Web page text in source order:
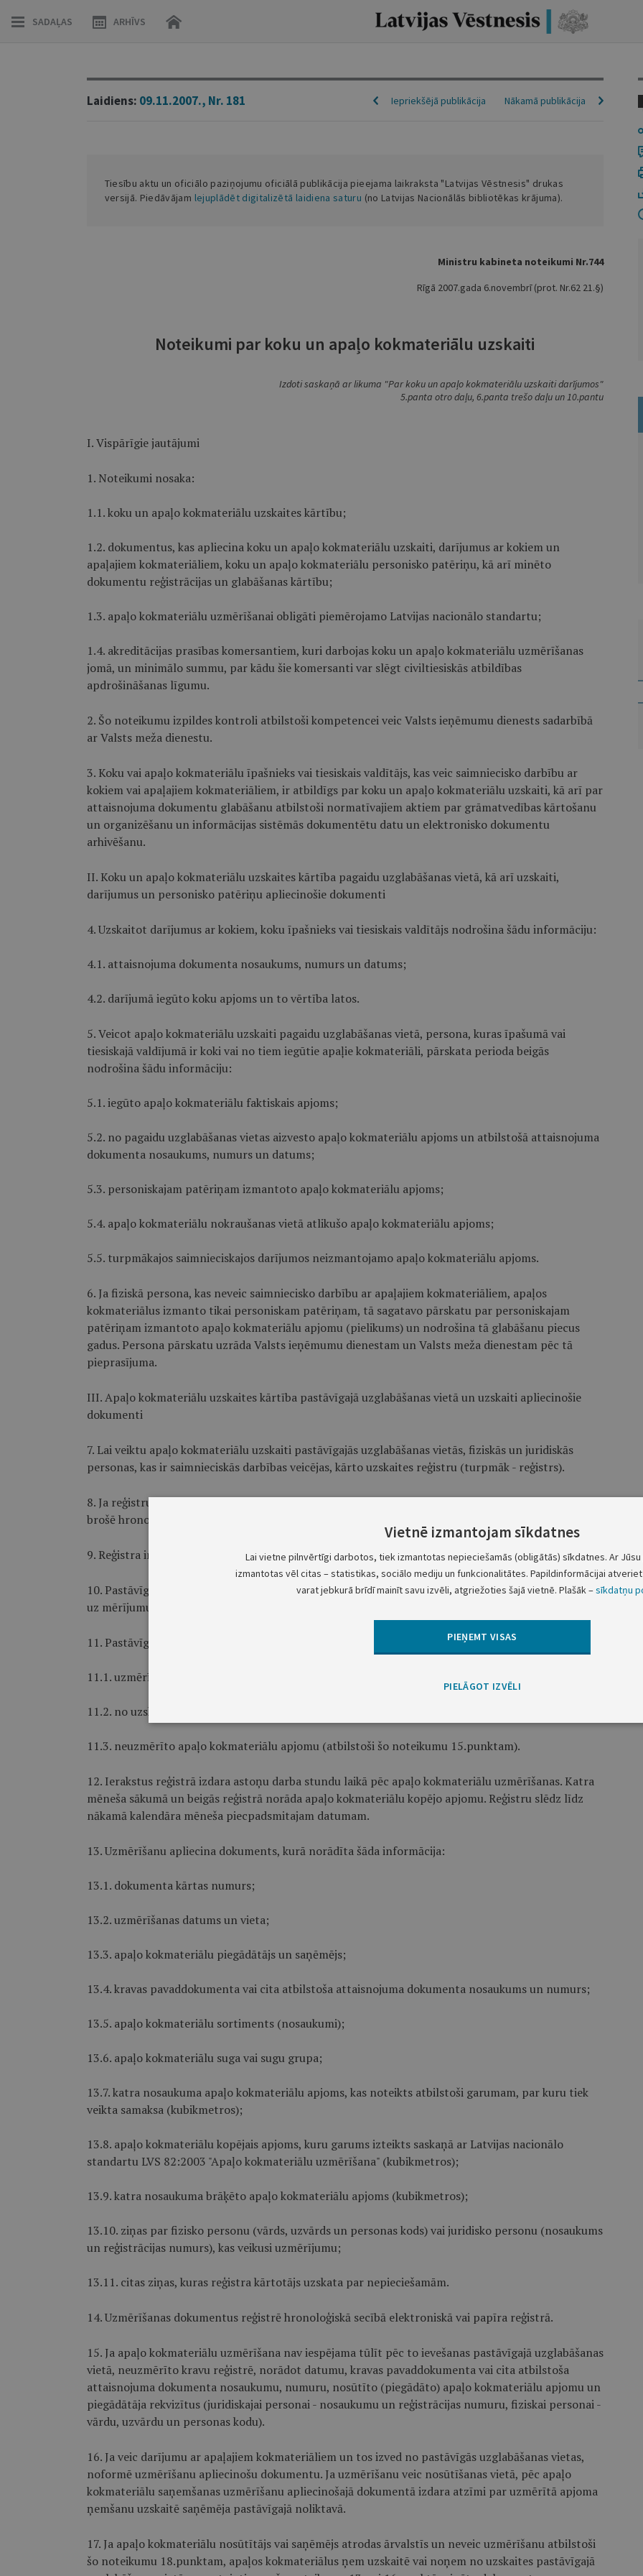
SADAĻAS ARHĪVS
Laidiens: 09.11.2007., Nr. 181 Nākamā publikācija
Iepriekšējā publikācija
Tiesību aktu un oficiālo paziņojumu oficiālā publikācija pieejama laikraksta "Latvijas Vēstnesis" drukas
versijā. Piedāvājam lejuplādēt digitalizētā laidiena saturu (no Latvijas Nacionālās bibliotēkas krājuma).
Ministru kabineta noteikumi Nr.744
Rīgā 2007.gada 6.novembrī (prot. Nr.62 21.§)
Noteikumi par koku un apaļo kokmateriālu uzskaiti
Izdoti saskaņā ar likuma "Par koku un apaļo kokmateriālu uzskaiti darījumos"
5.panta otro daļu, 6.panta trešo daļu un 10.pantu
I. Vispārīgie jautājumi
1. Noteikumi nosaka:
1.1. koku un apaļo kokmateriālu uzskaites kārtību;
1.2. dokumentus, kas apliecina koku un apaļo kokmateriālu uzskaiti, darījumus ar kokiem un
apaļajiem kokmateriāliem, koku un apaļo kokmateriālu personisko patēriņu, kā arī minēto
dokumentu reģistrācijas un glabāšanas kārtību;
1.3. apaļo kokmateriālu uzmērīšanai obligāti piemērojamo Latvijas nacionālo standartu;
1.4. akreditācijas prasības komersantiem, kuri darbojas koku un apaļo kokmateriālu uzmērīšanas
jomā, un minimālo summu, par kādu šie komersanti var slēgt civiltiesiskās atbildības
apdrošināšanas līgumu.
2. Šo noteikumu izpildes kontroli atbilstoši kompetencei veic Valsts ieņēmumu dienests sadarbībā
ar Valsts meža dienestu.
3. Koku vai apaļo kokmateriālu īpašnieks vai tiesiskais valdītājs, kas veic saimniecisko darbību ar
kokiem vai apaļajiem kokmateriāliem, ir atbildīgs par koku un apaļo kokmateriālu uzskaiti, kā arī par
attaisnojuma dokumentu glabāšanu atbilstoši normatīvajiem aktiem par grāmatvedības kārtošanu
un organizēšanu un informācijas sistēmās dokumentētu datu un elektronisko dokumentu
arhivēšanu.
II. Koku un apaļo kokmateriālu uzskaites kārtība pagaidu uzglabāšanas vietā, kā arī uzskaiti,
darījumus un personisko patēriņu apliecinošie dokumenti
4. Uzskaitot darījumus ar kokiem, koku īpašnieks vai tiesiskais valdītājs nodrošina šādu informāciju:
4.1. attaisnojuma dokumenta nosaukums, numurs un datums;
4.2. darījumā iegūto koku apjoms un to vērtība latos.
5. Veicot apaļo kokmateriālu uzskaiti pagaidu uzglabāšanas vietā, persona, kuras īpašumā vai
tiesiskajā valdījumā ir koki vai no tiem iegūtie apaļie kokmateriāli, pārskata perioda beigās
nodrošina šādu informāciju:
5.1. iegūto apaļo kokmateriālu faktiskais apjoms;
5.2. no pagaidu uzglabāšanas vietas aizvesto apaļo kokmateriālu apjoms un atbilstošā attaisnojuma
dokumenta nosaukums, numurs un datums;
5.3. personiskajam patēriņam izmantoto apaļo kokmateriālu apjoms;
5.4. apaļo kokmateriālu nokraušanas vietā atlikušo apaļo kokmateriālu apjoms;
5.5. turpmākajos saimnieciskajos darījumos neizmantojamo apaļo kokmateriālu apjoms.
6. Ja fiziskā persona, kas neveic saim­niecisko darbību ar apaļajiem kokmateriāliem, apaļos
kokmateriālus izmanto tikai personiskam patēriņam, tā sagatavo pārskatu par personiskajam
patēriņam izmantoto apaļo kokmateriālu apjomu (pielikums) un nodrošina tā glabāšanu piecus
gadus. Persona pārskatu uzrāda Valsts ieņēmumu dienestam un Valsts meža dienestam pēc tā
pieprasījuma.
III. Apaļo kokmateriālu uzskaites kārtība pastāvīgajā uzglabāšanas vietā un uzskaiti apliecinošie
dokumenti
7. Lai veiktu apaļo kokmateriālu uzskaiti pastāvīgajās uzglabāšanas vietās, fiziskās un juridiskās
personas, kas ir saimnieciskās darbības veicējas, kārto uzskaites reģistru (turpmāk - reģistrs).
8. Ja reģistru kārto elektroniskā veidā, reģistra informāciju glabā elektroniskā veidā un izdrukas
brošē hronoloģiskā secībā.
9. Reģistra informāciju sniedz pēc Valsts ieņēmumu dienesta pieprasījuma.
10. Pastāvīgajā uzglabāšanas vietā apaļos kokmateriālus uzskaita pēc to uzmērīšanas. Pamatojoties
uz mērījumu, nosaka darījuma apjomu ar apaļajiem kokmateriāliem.
11. Pastāvīgajā uzglabāšanas vietā uzskaita:
11.1. uzmērīto un uzskaitē ņemto apaļo kokmateriālu apjomu;
11.2. no uzskaites noņemto apaļo kokmateriālu apjomu;
11.3. neuzmērīto apaļo kokmateriālu apjomu (atbilstoši šo noteikumu 15.punktam).
12. Ierakstus reģistrā izdara astoņu darba stundu laikā pēc apaļo kokmateriālu uzmērīšanas. Katra
mēneša sākumā un beigās reģistrā norāda apaļo kokmateriālu kopējo apjomu. Reģistru slēdz līdz
nākamā kalendāra mēneša piecpadsmitajam datumam.
13. Uzmērīšanu apliecina dokuments, kurā norādīta šāda informācija:
13.1. dokumenta kārtas numurs;
13.2. uzmērīšanas datums un vieta;
13.3. apaļo kokmateriālu piegādātājs un saņēmējs;
13.4. kravas pavaddokumenta vai cita atbilstoša attaisnojuma dokumenta nosaukums un numurs;
13.5. apaļo kokmateriālu sortiments (nosaukumi);
13.6. apaļo kokmateriālu suga vai sugu grupa;
13.7. katra nosaukuma apaļo kokmateriālu apjoms, kas noteikts atbilstoši garumam, par kuru tiek
veikta samaksa (kubikmetros);
13.8. apaļo kokmateriālu kopējais apjoms, kuru garums izteikts saskaņā ar Latvijas nacionālo
standartu LVS 82:2003 "Apaļo kokmateriālu uzmērīšana" (kubikmetros);
13.9. katra nosaukuma brāķēto apaļo kokmateriālu apjoms (kubikmetros);
13.10. ziņas par fizisko personu (vārds, uzvārds un personas kods) vai juridisko personu (nosaukums
un reģistrācijas numurs), kas veikusi uzmērījumu;
13.11. citas ziņas, kuras reģistra kārtotājs uzskata par nepieciešamām.
14. Uzmērīšanas dokumentus reģistrē hronoloģiskā secībā elektroniskā vai papīra reģistrā.
15. Ja apaļo kokmateriālu uzmērīšana nav iespējama tūlīt pēc to ievešanas pastāvīgajā uzglabāšanas
vietā, neuzmērīto kravu reģistrē, norādot datumu, kravas pavaddokumenta vai cita atbilstoša
attaisnojuma dokumenta nosaukumu, numuru, nosūtīto (piegādāto) apaļo kokmateriālu apjomu un
piegādātāja rekvizītus (juridiskajai personai - nosaukumu un reģistrācijas numuru, fiziskai personai -
vārdu, uzvārdu un personas kodu).
16. Ja veic darījumu ar apaļajiem kokmateriāliem un tos izved no pastāvīgās uzglabāšanas vietas,
noformē uzmērīšanu apliecinošu dokumentu. Ja uzmērīšanu veic nosūtīšanas vietā, pēc apaļo
kokmateriālu saņemšanas uzmērīšanu apliecinošajā dokumentā izdara atzīmi par uzmērītā apjoma
ņemšanu uzskaitē saņēmēja pastāvīgajā noliktavā.
17. Ja apaļo kokmateriālu nosūtītājs vai saņēmējs atrodas ārvalstīs un neveic uzmērīšanu atbilstoši
šo noteikumu 18.punktam, apaļos kokmateriālus ņem uzskaitē vai noņem no uzskaites pastāvīgajā
Vietnē izmantojam sīkdatnes
Lai vietne pilnvērtīgi darbotos, tiek izmantotas nepieciešamās (obligātās) sīkdatnes. Ar
izmantotas vēl citas – statistikas, sociālo mediju un funkcionalitātes. Papildinformācijai
varat jebkurā brīdī mainīt savu izvēli, atgriežoties šajā vietnē. Plašāk –sīkdatņu
PIEŅEMT VISAS
PIELĀGOT IZVĒLI